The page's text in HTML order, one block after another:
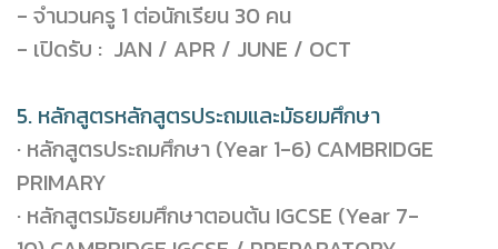
- จำนวนครู 1 ต่อนักเรียน 30 คน
- เปิดรับ : JAN / APR / JUNE / OCT
5. หลักสูตรหลักสูตรประถมและมัธยมศึกษา
· หลักสูตรประถมศึกษา (Year 1-6) CAMBRIDGE
PRIMARY
· หลักสูตรมัธยมศึกษาตอนต้น IGCSE (Year 7-